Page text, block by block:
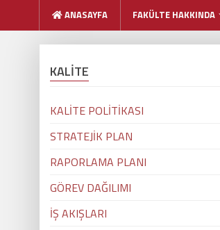
ANASAYFA FAKÜLTE HAKKINDA
KALİTE
KALİTE POLİTİKASI
STRATEJİK PLAN
RAPORLAMA PLANI
GÖREV DAĞILIMI
İŞ AKIŞLARI